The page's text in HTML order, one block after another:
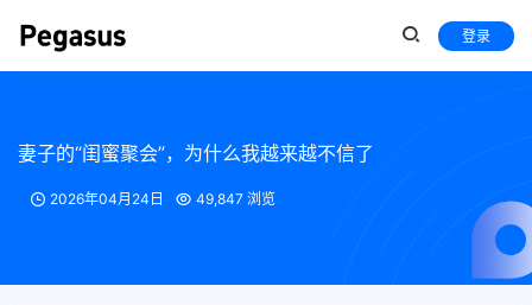
登录
妻子的“闺蜜聚会”，为什么我越来越不信了
2026年04月24日 49,847 浏览